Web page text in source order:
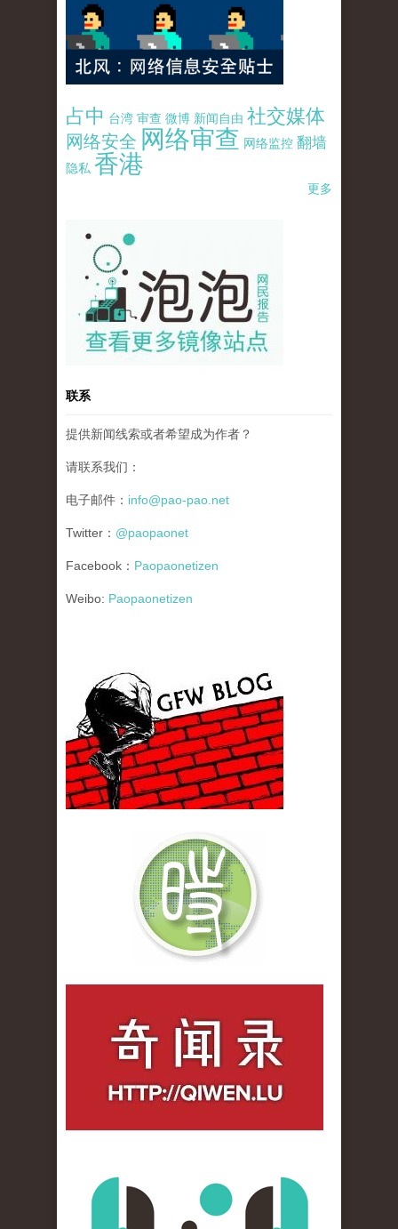
占中 台湾 审查 微博 新闻自由 社交媒体
网络安全 网络审查 网络监控 翻墙
隐私 香港
更多
pao-pao-banner-mirror-site-120814.jpg
联系
提供新闻线索或者希望成为作者？
请联系我们：
电子邮件： info@pao-pao.net
Twitter： @paopaonet
Facebook： Paopaonetizen
Weibo: Paopaonetizen
gfw_blog_small.jpg